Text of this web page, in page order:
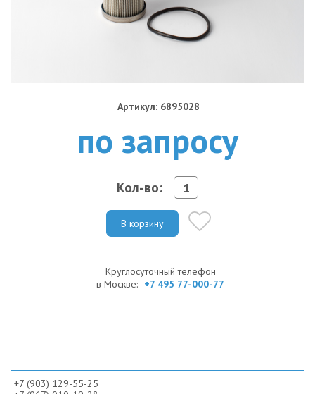
Артикул: 6895028
по запросу
Кол-во:
В корзину
Круглосуточный телефон
в Москве: +7 495 77-000-77
+7 (903) 129-55-25